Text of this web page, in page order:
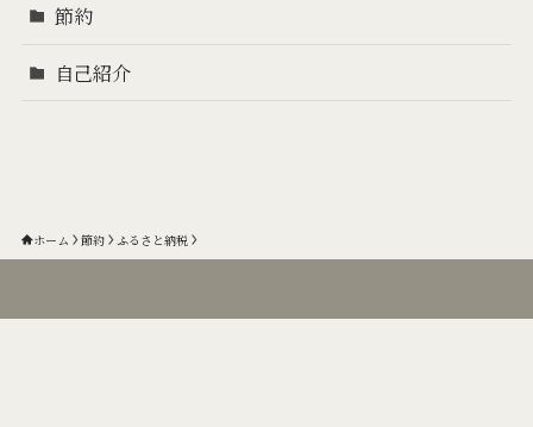
節約
自己紹介
ホーム 節約 ふるさと納税